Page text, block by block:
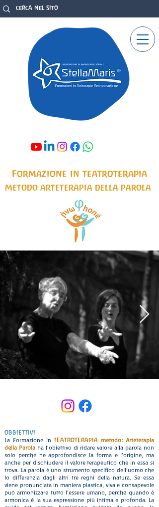
Formazione in teatroterapia
metodo arteterapia della parola
OBBIETTIVI
La Formazione inTEATROTERAPIA
metodo: Arteterapia
della Parolaha l’obiettivo di ridare valore alla parola non
solo perché ne approfondisce la forma e l’origine, ma
anche per dischiudere il valore terapeutico che in essa si
trova. La parola è uno strumento specifico dell’uomo che
lo differenzia dagli altri tre regni della natura. Se essa
viene pronunciata in maniera plastica, viva e consapevole
può armonizzare tutto l’essere umano, perché quando è
armonica è la sua espressione più intima e profonda. La